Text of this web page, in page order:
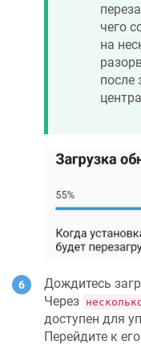
чего
на
после
Дождитесь
Через
доступен для
Перейдите к